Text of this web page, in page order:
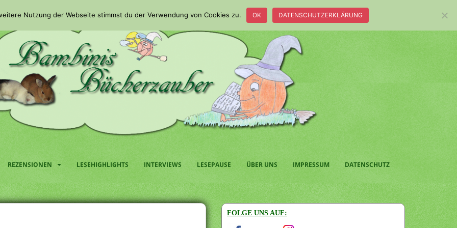
REZENSIONEN LESEHIGHLIGHTS INTERVIEWS LESEPAUSE ÜBER UNS IMPRESSUM DATENSCHUTZ
FOLGE UNS AUF:
Nutzung der Webseite stimmst du der Verwendung von Cookies zu. OK DATENSCHUTZERKLÄRUNG